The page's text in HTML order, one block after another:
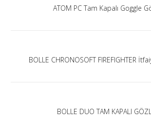
ATOM PC Tam Kapalı Goggle
BOLLE CHRONOSOFT FIREFIGHTER
BOLLE DUO TAM KAPALI